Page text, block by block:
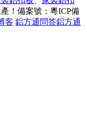
！ 備案號：粵ICP備
客 鋁方通問答鋁方通